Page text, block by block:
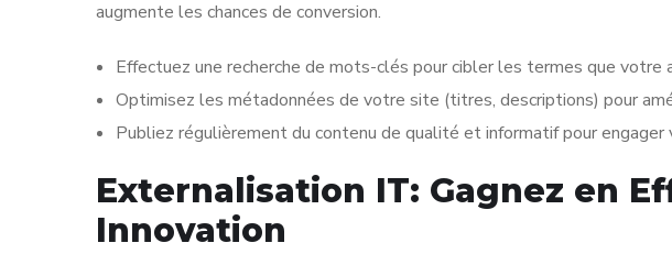
augmente les chances de conversion.
Effectuez une recherche de mots-clés pour cibler les termes que votre
Optimisez les métadonnées de votre site (titres, descriptions) pour
Publiez régulièrement du contenu de qualité et informatif pour engager
Externalisation IT: Gagnez en
Innovation